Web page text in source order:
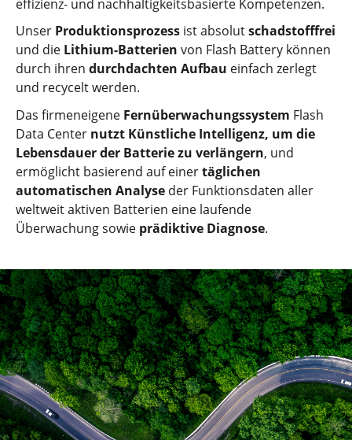
effizienz- und nachhaltigkeitsbasierte Kompetenzen.
Unser Produktionsprozess ist absolutschadstofffrei
und die Lithium-Batterien von Flash Battery können
durch ihren durchdachten Aufbau einfach zerlegt
und recycelt werden.
Das firmeneigene Fernüberwachungssystem Flash
Data Center nutzt Künstliche Intelligenz, um die
Lebensdauer der Batterie zu verlängern, und
ermöglicht basierend auf einertäglichen
automatischen Analyse der Funktionsdaten aller
weltweit aktiven Batterien eine laufende
Überwachung sowie prädiktive Diagnose.